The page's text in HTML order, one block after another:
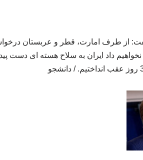
گفت: از طرف امارت، قطر و عربستان
نخواهیم داد ایران به سلاح هسته ای دست